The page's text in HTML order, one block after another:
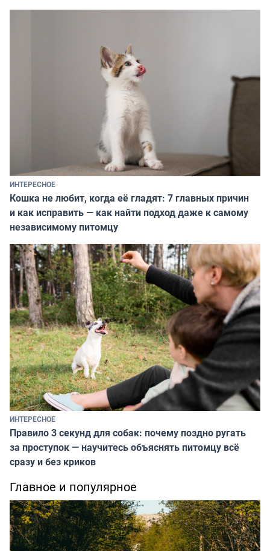
ИНТЕРЕСНОЕ
Кошка не любит, когда её гладят: 7 главных причин
и как исправить — как найти подход даже к самому
независимому питомцу
ИНТЕРЕСНОЕ
Правило 3 секунд для собак: почему поздно ругать
за проступок — научитесь объяснять питомцу всё
сразу и без криков
Главное и популярное